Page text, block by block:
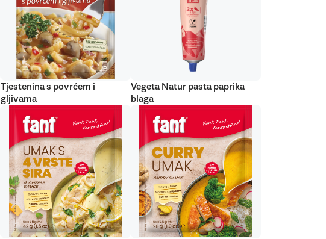
Tjestenina s povrćem i
gljivama
Vegeta Natur pasta paprika
blaga